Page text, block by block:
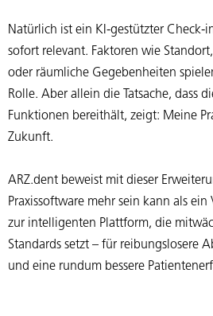
Natürlich ist ein KI-gestützter Check-
sofort relevant. Faktoren wie
oder räumliche Gegebenheiten
Rolle. Aber allein die Tatsache, dass
Funktionen bereithält, zeigt: Meine
Zukunft.
ARZ.dent beweist mit dieser
Praxissoftware mehr sein kann als
zur intelligenten Plattform, die
Standards setzt – für reibungslosere
und eine rundum bessere